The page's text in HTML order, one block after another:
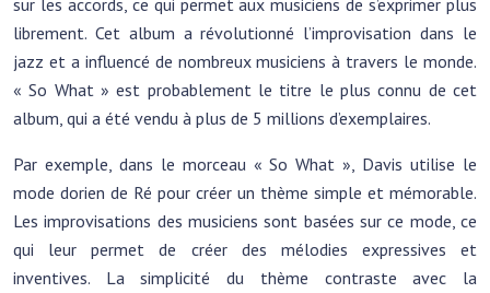
sur les accords, ce qui permet aux musiciens de s’exprimer plus
librement. Cet album a révolutionné l’improvisation dans le
jazz et a influencé de nombreux musiciens à travers le monde.
« So What » est probablement le titre le plus connu de cet
album, qui a été vendu à plus de 5 millions d’exemplaires.
Par exemple, dans le morceau « So What », Davis utilise le
mode dorien de Ré pour créer un thème simple et mémorable.
Les improvisations des musiciens sont basées sur ce mode, ce
qui leur permet de créer des mélodies expressives et
inventives. La simplicité du thème contraste avec la